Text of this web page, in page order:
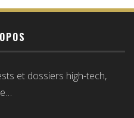
et dossiers high-tech,